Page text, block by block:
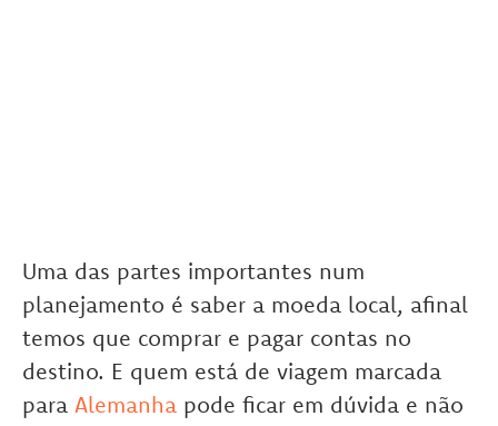
Uma das partes importantes num
planejamento é saber a moeda local, afinal
temos que comprar e pagar contas no
destino. E quem está de viagem marcada
para Alemanha pode ficar em dúvida e não